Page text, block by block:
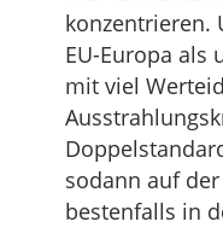
konzentrieren.
EU-Europa als
mit viel
sodann auf
bestenfalls in